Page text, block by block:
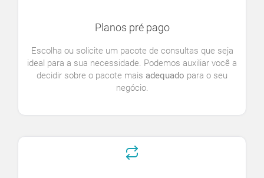
Planos pré pago
Escolha ou solicite um pacote de consultas que seja
ideal para a sua necessidade. Podemos auxiliar você a
decidir sobre o pacote mais adequado para o seu
negócio.